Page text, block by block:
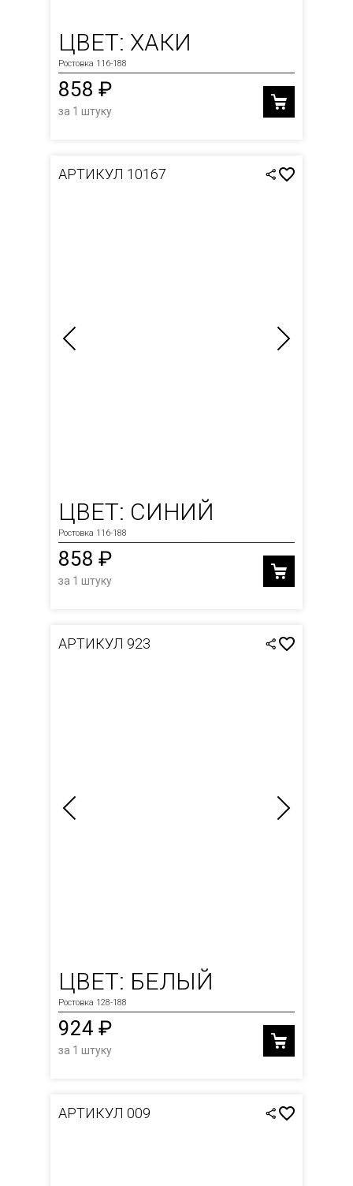
ЦВЕТ: ХАКИ
Ростовка 116-188
858 ₽
за 1 штуку
АРТИКУЛ 10167
ЦВЕТ: СИНИЙ
Ростовка 116-188
858 ₽
за 1 штуку
АРТИКУЛ 923
ЦВЕТ: БЕЛЫЙ
Ростовка 128-188
924 ₽
за 1 штуку
АРТИКУЛ 009